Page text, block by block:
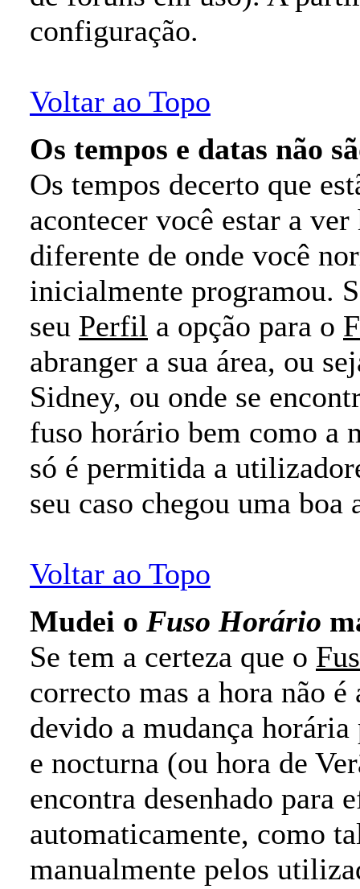
configuração.
Voltar ao Topo
Os tempos e datas não
Os tempos decerto que
acontecer você estar a
diferente de onde você
inicialmente programou.
seu Perfil a opção para o
abranger a sua área, ou
Sidney, ou onde se
fuso horário bem como a
só é permitida a
seu caso chegou uma
Voltar ao Topo
Mudei o Fuso Horário
Se tem a certeza que o
correcto mas a hora não
devido a mudança
e nocturna (ou hora de
encontra desenhado para
automaticamente, como
manualmente pelos